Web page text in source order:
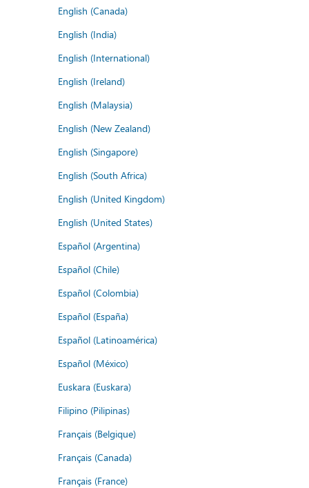
English (Canada)
English (India)
English (International)
English (Ireland)
English (Malaysia)
English (New Zealand)
English (Singapore)
English (South Africa)
English (United Kingdom)
English (United States)
Español (Argentina)
Español (Chile)
Español (Colombia)
Español (España)
Español (Latinoamérica)
Español (México)
Euskara (Euskara)
Filipino (Pilipinas)
Français (Belgique)
Français (Canada)
Français (France)